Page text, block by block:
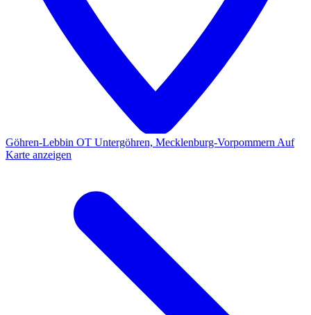
Göhren-Lebbin OT Untergöhren, Mecklenburg-Vorpommern Auf
Karte anzeigen